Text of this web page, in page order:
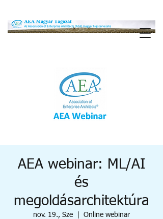
AEA webinar: ML/AI
és
megoldásarchitektúra
nov. 19., Sze Online webinar